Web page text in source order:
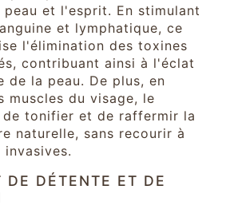
et l'esprit. En stimulant
et lymphatique, ce
l'élimination des toxines
contribuant ainsi à l'éclat
de la peau. De plus, en
muscles du visage, le
tonifier et de raffermir la
naturelle, sans recourir à
invasives.
DE DÉTENTE ET DE